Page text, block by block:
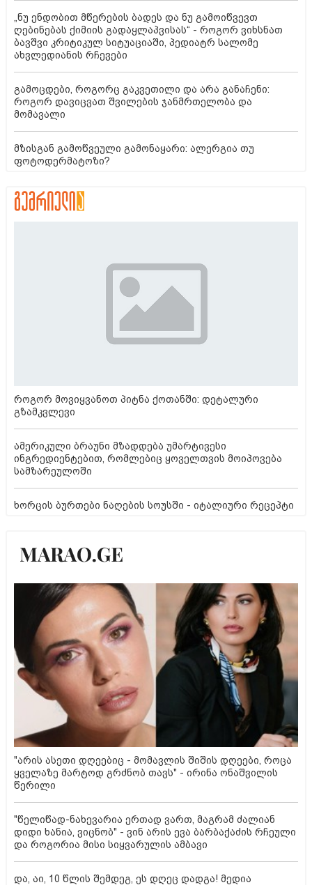
„ნუ ენდობით მწერების ბადეს და ნუ გამოიწვევთ
ღებინებას ქიმიის გადაყლაპვისას“ - როგორ ვიხსნათ
ბავშვი კრიტიკულ სიტუაციაში, პედიატრ სალომე
ახვლედიანის რჩევები
გამოცდები, როგორც გაკვეთილი და არა განაჩენი:
როგორ დავიცვათ შვილების ჯანმრთელობა და
მომავალი
მზისგან გამოწვეული გამონაყარი: ალერგია თუ
ფოტოდერმატოზი?
როგორ მოვიყვანოთ პიტნა ქოთანში: დეტალური
გზამკვლევი
ამერიკული ბრაუნი მზადდება უმარტივესი
ინგრედიენტებით, რომლებიც ყოველთვის მოიპოვება
სამზარეულოში
ხორცის ბურთები ნაღების სოუსში - იტალიური რეცეპტი
"არის ასეთი დღეებიც - მომავლის შიშის დღეები, როცა
ყველაზე მარტოდ გრძნობ თავს" - ირინა ონაშვილის
წერილი
"წელიწად-ნახევარია ერთად ვართ, მაგრამ ძალიან
დიდი ხანია, ვიცნობ" - ვინ არის ევა ბარბაქაძის რჩეული
და როგორია მისი სიყვარულის ამბავი
და, აი, 10 წლის შემდეგ, ეს დღეც დადგა! მედია